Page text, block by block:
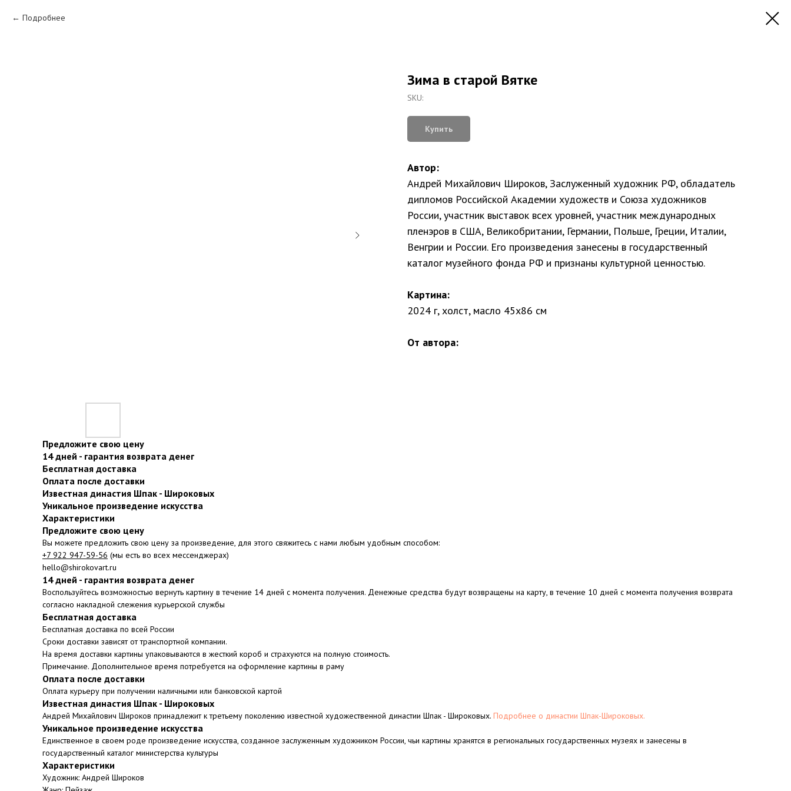
Подробнее
Зима в старой Вятке
SKU:
Купить
Автор:
Андрей Михайлович Широков, Заслуженный художник РФ, обладатель
дипломов Российской Академии художеств и Союза художников
России, участник выставок всех уровней, участник международных
пленэров в США, Великобритании, Германии, Польше, Греции, Италии,
Венгрии и России. Его произведения занесены в государственный
каталог музейного фонда РФ и признаны культурной ценностью.
Картина:
2024 г, холст, масло 45х86 см
От автора:
Предложите свою цену
14 дней - гарантия возврата денег
Бесплатная доставка
Оплата после доставки
Известная династия Шпак - Широковых
Уникальное произведение искусства
Характеристики
Предложите свою цену
Вы можете предложить свою цену за произведение, для этого свяжитесь с нами любым удобным способом:
+7 922 947-59-56 (мы есть во всех мессенджерах)
hello@shirokovart.ru
14 дней - гарантия возврата денег
Воспользуйтесь возможностью вернуть картину в течение 14 дней с момента получения. Денежные средства будут возвращены на карту, в течение 10 дней с момента получения возврата
согласно накладной слежения курьерской службы
Бесплатная доставка
Бесплатная доставка по всей России
Сроки доставки зависят от транспортной компании.
На время доставки картины упаковываются в жесткий короб и страхуются на полную стоимость.
Примечание. Дополнительное время потребуется на оформление картины в раму
Оплата после доставки
Оплата курьеру при получении наличными или банковской картой
Известная династия Шпак - Широковых
Андрей Михайлович Широков принадлежит к третьему поколению известной художественной династии Шпак - Широковых. Подробнее о династии Шпак-Широковых.
Уникальное произведение искусства
Единственное в своем роде произведение искусства, созданное заслуженным художником России, чьи картины хранятся в региональных государственных музеях и занесены в
государственный каталог министерства культуры
Характеристики
Художник: Андрей Широков